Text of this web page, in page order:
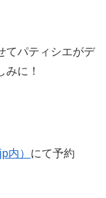
てパティシエがデ
に！
内） にて予約